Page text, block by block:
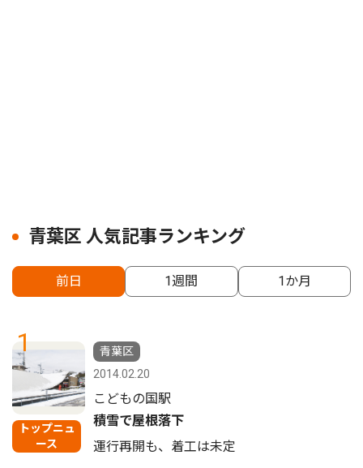
青葉区 人気記事ランキング
前日 1週間 1か月
1
トップニュ
ース
青葉区
2014.02.20
こどもの国駅
積雪で屋根落下
運行再開も、着工は未定